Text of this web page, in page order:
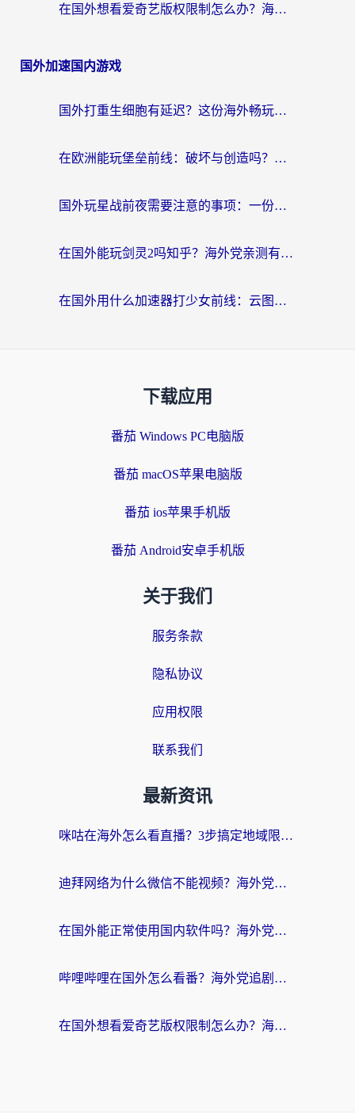
在国外想看爱奇艺版权限制怎么办？海外华人必看的追剧自由指南
国外加速国内游戏
国外打重生细胞有延迟？这份海外畅玩国服游戏加速器终极指南请收好
在欧洲能玩堡垒前线：破坏与创造吗？海外党国服游戏不卡顿的秘密
国外玩星战前夜需要注意的事项：一份来自老玩家的网络生存指南
在国外能玩剑灵2吗知乎？海外党亲测有效的国服游戏加速指南
在国外用什么加速器打少女前线：云图计划不卡？一个老玩家的掏心分享
下载应用
番茄 Windows PC电脑版
番茄 macOS苹果电脑版
番茄 ios苹果手机版
番茄 Android安卓手机版
关于我们
服务条款
隐私协议
应用权限
联系我们
最新资讯
咪咕在海外怎么看直播？3步搞定地域限制，还能畅看腾讯视频与国内热剧
迪拜网络为什么微信不能视频？海外党必看的回国加速全攻略
在国外能正常使用国内软件吗？海外党亲测有效的无缝访问指南
哔哩哔哩在国外怎么看番？海外党追剧看片的终极解决方案
在国外想看爱奇艺版权限制怎么办？海外华人必看的追剧自由指南